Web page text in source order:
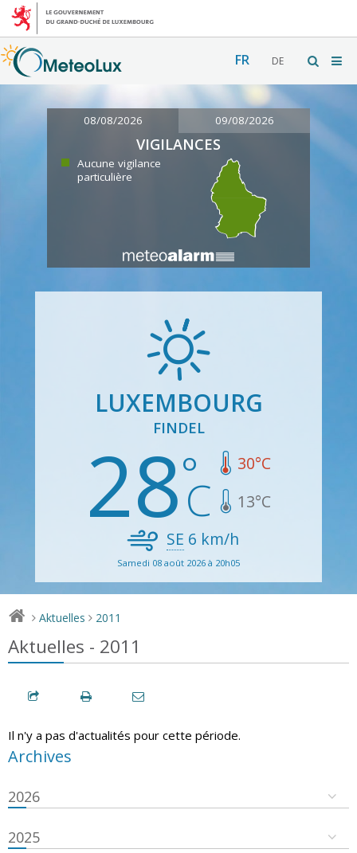
FR DE
08/08/2026 09/08/2026
VIGILANCES
Aucune vigilance
particulière
LUXEMBOURG
FINDEL
28 30°C
13°C
SE 6 km/h
Samedi 08 août 2026 à 20h05
> Aktuelles > 2011
Aktuelles - 2011
Il n'y a pas d'actualités pour cette période.
Archives
2026
2025